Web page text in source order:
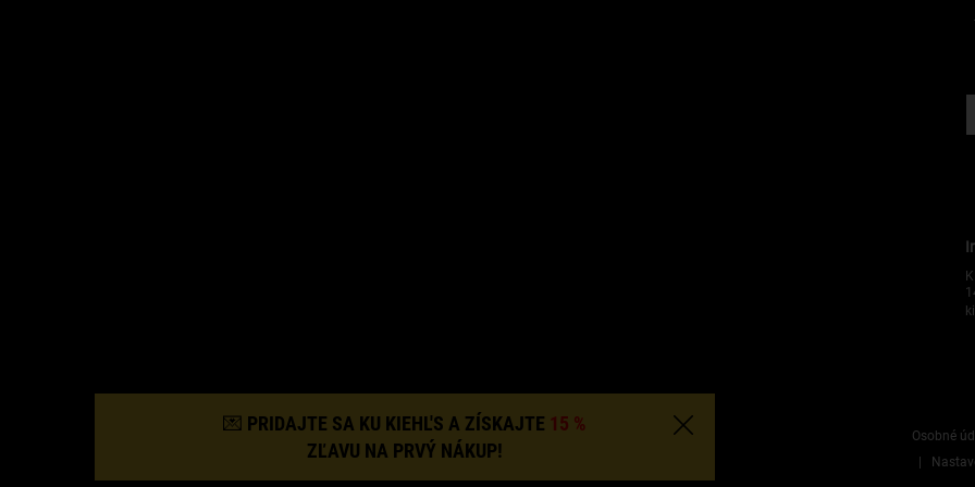
© 2026 KIEHL’S SINCE 1851
Osobné
💌 PRIDAJTE SA KU KIEHL'S A ZÍSKAJTE 15 %
ZĽAVU NA PRVÝ NÁKUP!